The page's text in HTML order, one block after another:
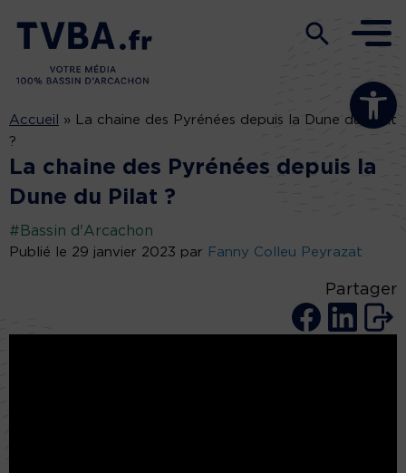
Ouvrir la
Accueil »
La chaine des Pyrénées depuis la Dune du Pilat
?
La chaine des Pyrénées depuis la
Dune du Pilat ?
#Bassin d'Arcachon
Publié le 29 janvier 2023 par Fanny Colleu Peyrazat
Partager